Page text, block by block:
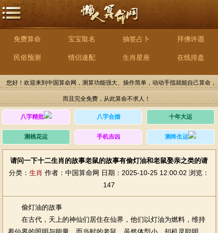
免费算命 宝宝取名 抽签占卜 拜佛许愿
民俗预测 情侣速配 生肖星座 在线排盘
您好！欢迎来到中国算命网，测算功能强大、操作简单，动动手指就能自己算命，
而且完全免费，从此算命不求人！
八字精批 八字合婚 十年大运
测桃花运 手机吉凶 测终生运
请问一下十二生肖的故事老鼠的故事有偷灯油和老鼠娶亲之类的请
分类： 生肖 作者：中国算命网 日期：2025-10-25 12:00:02 浏览：
147
偷灯油的故事
在古代，天上的神仙们居住在仙界，他们以灯油为燃料，维持